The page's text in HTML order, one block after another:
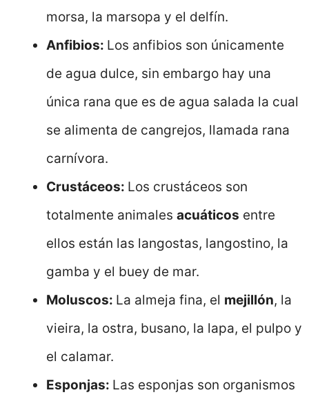
morsa, la marsopa y el delfín.
Anfibios: Los anfibios son únicamente
de agua dulce, sin embargo hay una
única rana que es de agua salada la cual
se alimenta de cangrejos, llamada rana
carnívora.
Crustáceos: Los crustáceos son
totalmente animales acuáticos entre
ellos están las langostas, langostino, la
gamba y el buey de mar.
Moluscos: La almeja fina, el mejillón, la
vieira, la ostra, busano, la lapa, el pulpo y
el calamar.
Esponjas: Las esponjas son organismos